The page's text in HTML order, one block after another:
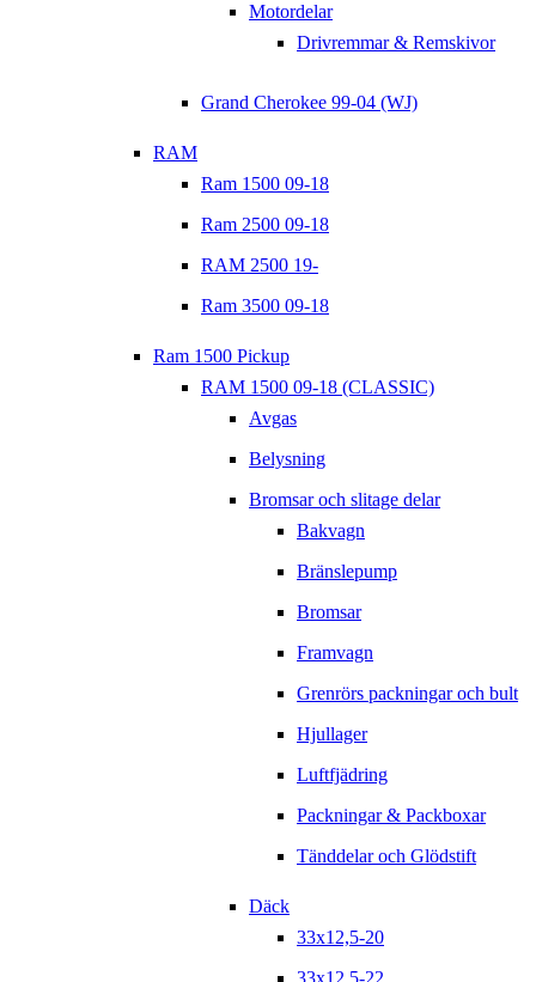
Motordelar
Drivremmar & Remskivor
Grand Cherokee 99-04 (WJ)
RAM
Ram 1500 09-18
Ram 2500 09-18
RAM 2500 19-
Ram 3500 09-18
Ram 1500 Pickup
RAM 1500 09-18 (CLASSIC)
Avgas
Belysning
Bromsar och slitage delar
Bakvagn
Bränslepump
Bromsar
Framvagn
Grenrörs packningar och bult
Hjullager
Luftfjädring
Packningar & Packboxar
Tänddelar och Glödstift
Däck
33x12,5-20